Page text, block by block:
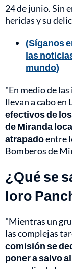
24 de junio. Sin
heridas y su
(Síganos
las
mundo)
"En medio de
llevan a cabo en
efectivos de
de Miranda
atrapadoentre
Bomberos de
¿Qué se
loro
"Mientras un
las complejas
comisión se
poner a salvo